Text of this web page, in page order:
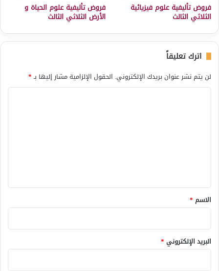
فروض تأليفية علوم فيزيائية
الثلاثي الثالث
فروض تأليفية علوم الحياة و
الأرض الثلاثي الثالث
اترك تعليقاً
لن يتم نشر عنوان بريدك الإلكتروني. الحقول الإلزامية مشار إليها بـ*
*
الاسم *
البريد الإلكتروني *